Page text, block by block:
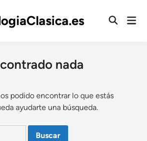
nada
podido encontrar lo que estás
ayudarte una búsqueda.